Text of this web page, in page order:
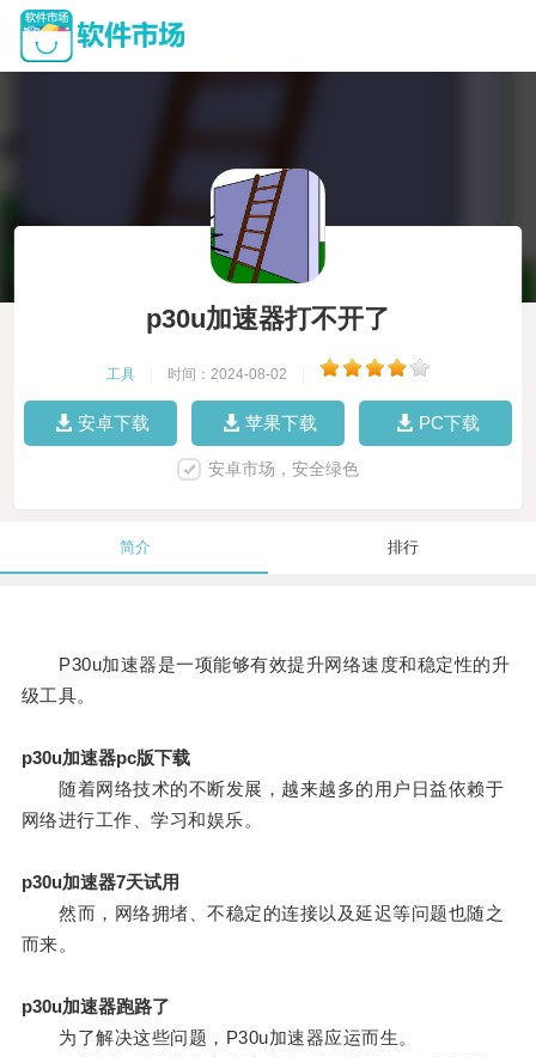
p30u加速器打不开了
工具 时间：2024-08-02
安卓下载 苹果下载 PC下载
安卓市场，安全绿色
简介 排行
P30u加速器是一项能够有效提升网络速度和稳定性的升
级工具。
p30u加速器pc版下载
随着网络技术的不断发展，越来越多的用户日益依赖于
网络进行工作、学习和娱乐。
p30u加速器7天试用
然而，网络拥堵、不稳定的连接以及延迟等问题也随之
而来。
p30u加速器跑路了
为了解决这些问题，P30u加速器应运而生。